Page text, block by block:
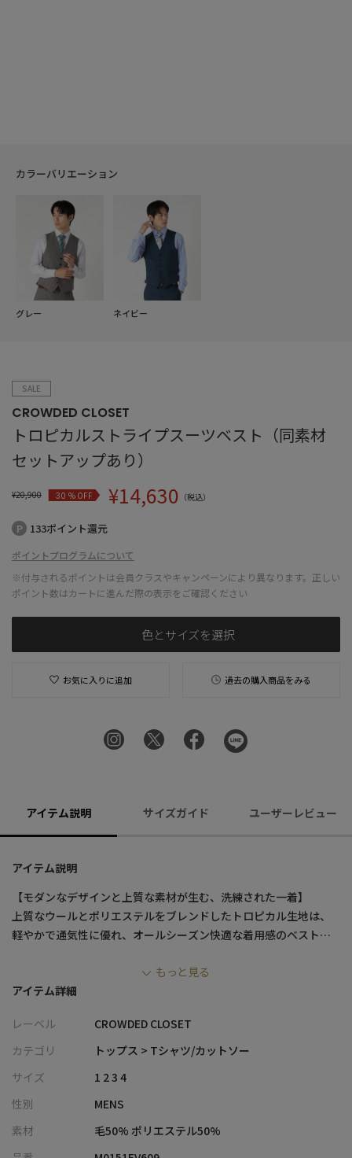
カラーバリエーション
グレー ネイビー
SALE
CROWDED CLOSET
トロピカルストライプスーツベスト（同素材
セットアップあり）
¥20,900 30 % OFF ¥14,630 （税込）
133ポイント還元
ポイントプログラムについて
※付与されるポイントは会員クラスやキャンペーンにより異なります。正しい
ポイント数はカートに進んだ際の表示をご確認ください
色とサイズを選択
お気に入りに追加 過去の購入商品をみる
アイテム説明 サイズガイド ユーザーレビュー
アイテム説明
【モダンなデザインと上質な素材が生む、洗練された一着】
上質なウールとポリエステルをブレンドしたトロピカル生地は、
軽やかで通気性に優れ、オールシーズン快適な着用感のベストで
スリムなラインと、ウールポリエステルのトロピカル(薄手の平織
り)でエレガントな男性を連想させます。
た雰囲気を演出し、ビジネスやフォーマルなシーンでの信頼感を
高めます。
【スリーピース対応】
同柄、同素材のスーツセットアップをご用意しております。
スリーピースでの着用はもちろん、お手持ちのスーツと合わせて
もっと見る
アイテム詳細
レーベル
CROWDED CLOSET
カテゴリ
トップス > Tシャツ/カットソー
サイズ
1 2 3 4
性別
MENS
素材
毛50% ポリエステル50%